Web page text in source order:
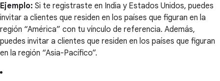
Ejemplo: Si te registraste en India y Estados Unidos, puedes
invitar a clientes que residen en los países que figuran en la
región “América” con tu vínculo de referencia. Además,
puedes invitar a clientes que residen en los países que figuran
en la región “Asia-Pacífico”.